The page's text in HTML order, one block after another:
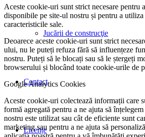
Jucării de construcţie
Contact
Licențe
Aceste cookie-uri sunt strict necesare pentru
disponibile pe site-ul nostru și pentru a
caracteristicile sale.
Deoarece aceste cookie-uri sunt strict
ului, nu le puteți refuza fără să influențeze
nostru. Puteți să le blocați sau să le ștergeți
browserului și blocând toate cookie-urile de
Google Analytics Cookies
Aceste cookie-uri colectează informații care
formă agregată pentru a ne ajuta să
nostru este utilizat sau cât de eficiente sunt
marketing sau pentru a ne ajuta să